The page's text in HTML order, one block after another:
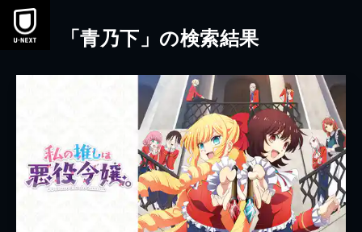
本文へスキップ
「青乃下」の検索結果